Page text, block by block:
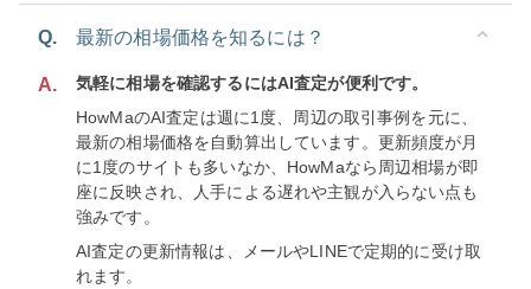
Q. 最新の相場価格を知るには？
A.
気軽に相場を確認するにはAI査定が便利です。
HowMaのAI査定は週に1度、周辺の取引事例を元に、
最新の相場価格を自動算出しています。更新頻度が月
に1度のサイトも多いなか、HowMaなら周辺相場が即
座に反映され、人手による遅れや主観が入らない点も
強みです。
AI査定の更新情報は、メールやLINEで定期的に受け取
れます。